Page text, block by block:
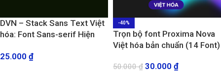
DVN – Stack Sans Text Việt
hóa: Font Sans-serif Hiện
Style)
25.000 ₫
-40%
Trọn bộ font Proxima Nova
Việt hóa bản chuẩn (14 Font)
50.000₫ 30.000 ₫